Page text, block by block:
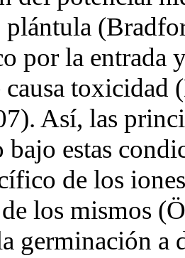
plántula
por la entrada
causa
Así, las
estas
de los
de los mismos
germinación a